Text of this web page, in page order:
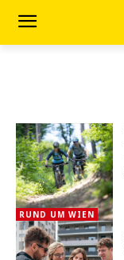
RUND UM WIEN